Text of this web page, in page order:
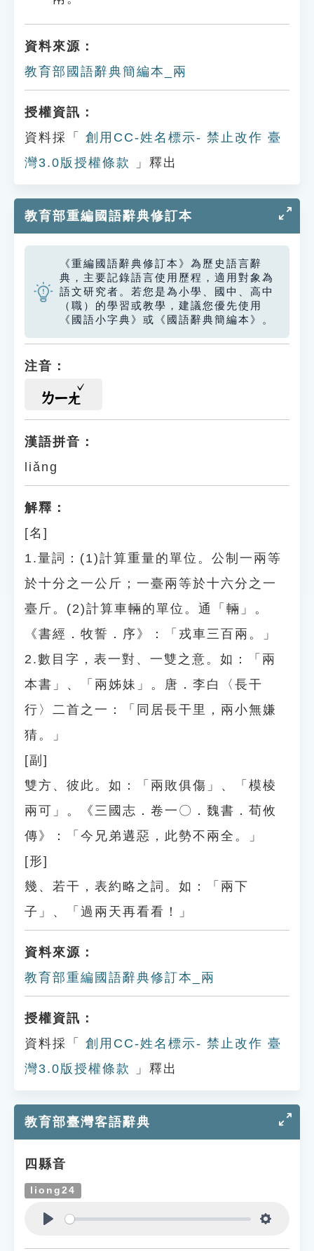
資料來源：
教育部國語辭典簡編本_兩
授權資訊：
資料採「
創用CC-姓名標示- 禁止改作 臺
灣3.0版授權條款
」釋出
教育部重編國語辭典修訂本
《重編國語辭典修訂本》為歷史語言辭
典，主要記錄語言使用歷程，適用對象為
語文研究者。若您是為小學、國中、高中
（職）的學習或教學，建議您優先使用
《國語小字典》或《國語辭典簡編本》。
注音：
ㄌㄧㄤ
漢語拼音：
liǎng
解釋：
[名]
1.量詞：(1)計算重量的單位。公制一兩等
於十分之一公斤；一臺兩等於十六分之一
臺斤。(2)計算車輛的單位。通「輛」。
《書經．牧誓．序》：「戎車三百兩。」
2.數目字，表一對、一雙之意。如：「兩
本書」、「兩姊妹」。唐．李白〈長干
行〉二首之一：「同居長干里，兩小無嫌
猜。」
[副]
雙方、彼此。如：「兩敗俱傷」、「模棱
兩可」。《三國志．卷一〇．魏書．荀攸
傳》：「今兄弟遘惡，此勢不兩全。」
[形]
幾、若干，表約略之詞。如：「兩下
子」、「過兩天再看看！」
資料來源：
教育部重編國語辭典修訂本_兩
授權資訊：
資料採「
創用CC-姓名標示- 禁止改作 臺
灣3.0版授權條款
」釋出
教育部臺灣客語辭典
四縣音
liong24